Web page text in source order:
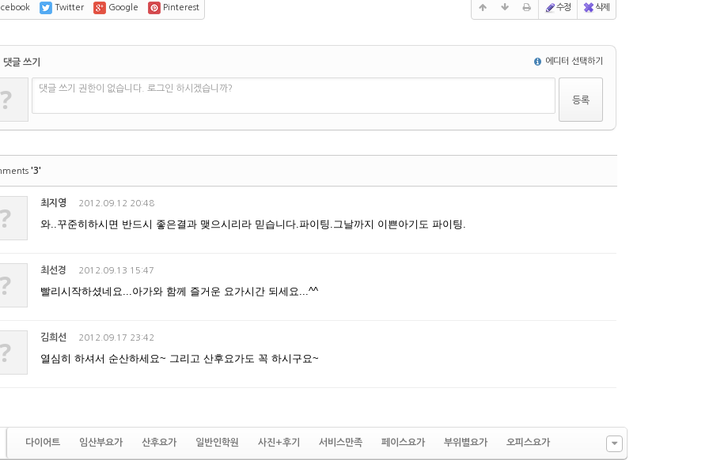
Twitter Google Pinterest 수정 삭제
댓글 쓰기 에디터 선택하기
? 댓글 쓰기 권한이 없습니다. 로그인 하시겠습니까?
'3'
? 최지영 2012.09.12 20:48
와..꾸준히하시면 반드시 좋은결과 맺으시리라 믿습니다.파이팅.그날까지 이쁜아기도 파이팅.
? 최선경 2012.09.13 15:47
빨리시작하셨네요...아가와 함께 즐거운 요가시간 되세요...^^
? 김희선 2012.09.17 23:42
열심히 하셔서 순산하세요~ 그리고 산후요가도 꼭 하시구요~
다이어트 임산부요가 산후요가 일반인학원 사진+후기 서비스만족 페이스요가 부위별요가 오피스요가